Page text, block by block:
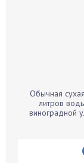
Бархатцы
Бегония
Обычная
литров
виноградной